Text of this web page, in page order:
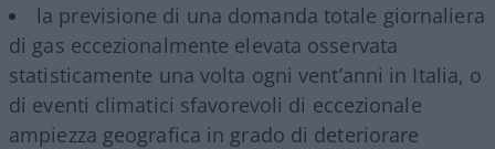
la previsione di una domanda totale giornaliera
di gas eccezionalmente elevata osservata
statisticamente una volta ogni vent’anni in Italia, o
di eventi climatici sfavorevoli di eccezionale
ampiezza geografica in grado di deteriorare